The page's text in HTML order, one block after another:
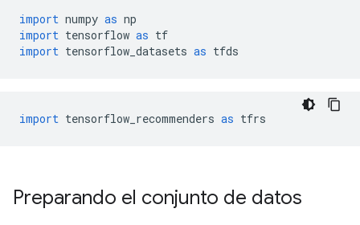
import numpy as np
import tensorflow as tf
import tensorflow_datasets as tfds
import tensorflow_recommenders as tfrs
Preparando el conjunto de datos